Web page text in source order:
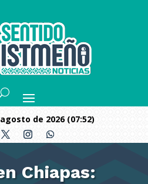
de 2026 (07:52)
Chiapas: